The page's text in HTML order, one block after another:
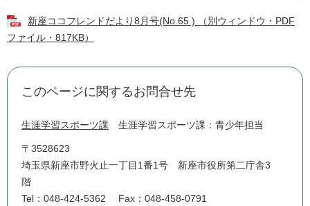
新座ココフレンドだより8月号(No.65 ) （別ウィンドウ・PDF
ファイル・817KB）
このページに関するお問合せ先
生涯学習スポーツ課 生涯学習スポーツ課：青少年担当
〒3528623
埼玉県新座市野火止一丁目1番1号 新座市役所第二庁舎3
階
Tel：048-424-5362
Fax：048-458-0791